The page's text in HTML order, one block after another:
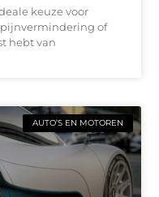
keuze voor
pijnvermindering of
hebt van
AUTO’S EN MOTOREN